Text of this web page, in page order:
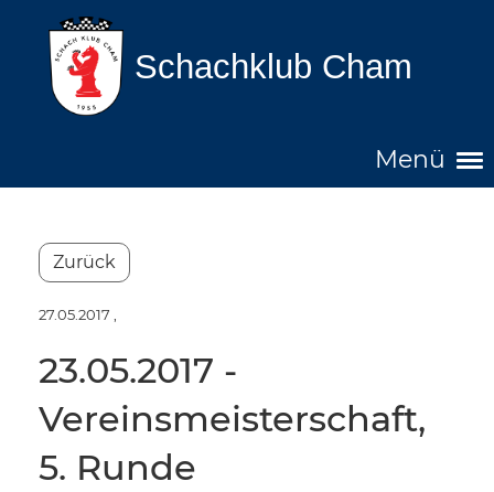
Schachklub Cham
Menü
Zurück
27.05.2017
23.05.2017 -
Vereinsmeisterschaft,
5. Runde